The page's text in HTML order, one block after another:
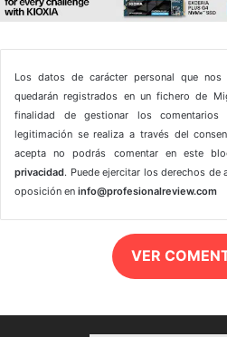
Los datos de carácter personal que
quedarán registrados en un fichero de
finalidad de gestionar los
legitimación se realiza a través del
acepta no podrás comentar en este
privacidad. Puede ejercitar los derechos de
oposición en info@profesionalreview.com
VER